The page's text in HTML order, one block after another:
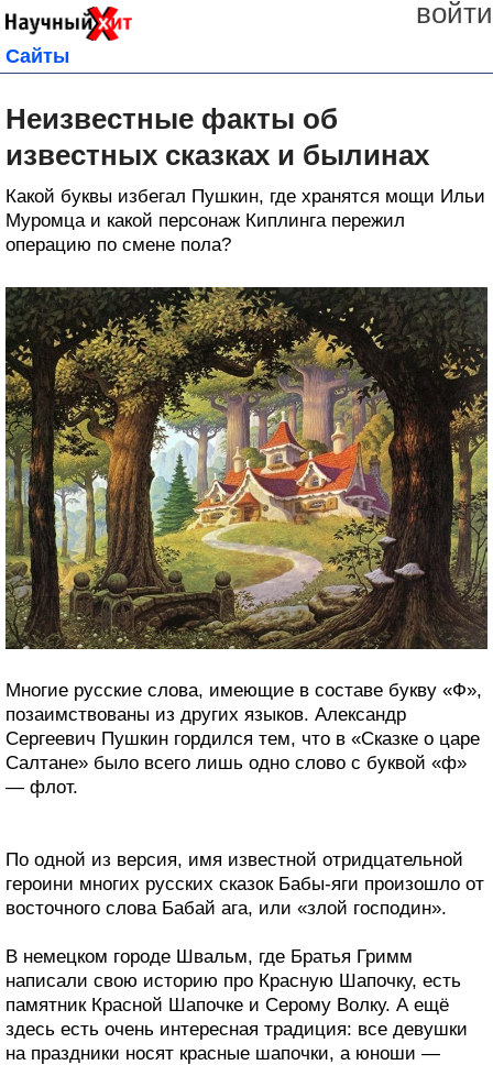
войти
Сайты
Неизвестные факты об
известных сказках и былинах
Какой буквы избегал Пушкин, где хранятся мощи Ильи
Муромца и какой персонаж Киплинга пережил
операцию по смене пола?
Многие русские слова, имеющие в составе букву «Ф»,
позаимствованы из других языков. Александр
Сергеевич Пушкин гордился тем, что в «Сказке о царе
Салтане» было всего лишь одно слово с буквой «ф»
— флот.
По одной из версия, имя известной отридцательной
героини многих русских сказок Бабы-яги произошло от
восточного слова Бабай ага, или «злой господин».
В немецком городе Швальм, где Братья Гримм
написали свою историю про Красную Шапочку, есть
памятник Красной Шапочке и Серому Волку. А ещё
здесь есть очень интересная традиция: все девушки
на праздники носят красные шапочки, а юноши —